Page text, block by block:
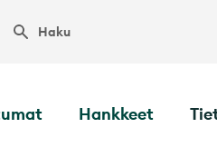
Haku
Hankkeet